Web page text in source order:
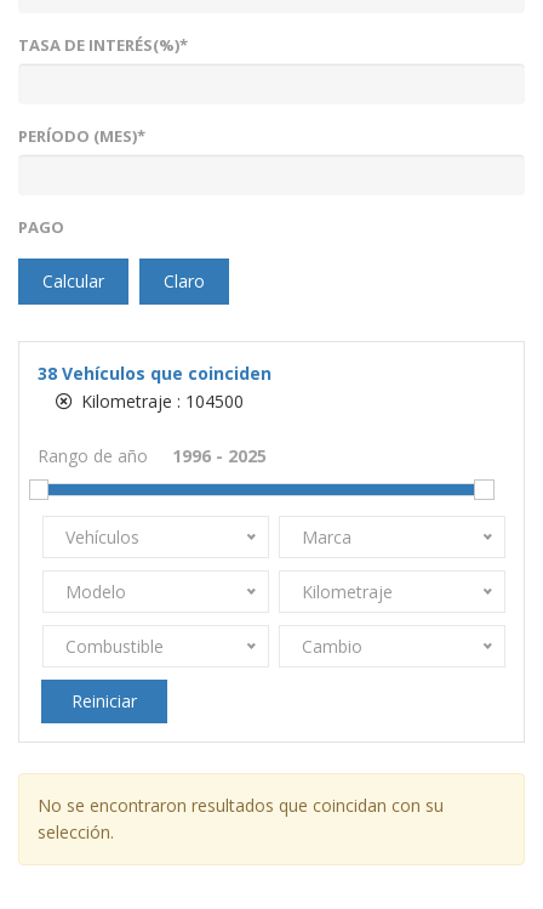
TASA DE INTERÉS(%)*
PERÍODO (MES)*
PAGO
Calcular Claro
38 Vehículos que coinciden
Kilometraje : 104500
Rango de año
Vehículos Marca
Modelo Kilometraje
Combustible Cambio
Reiniciar
No se encontraron resultados que coincidan con su
selección.